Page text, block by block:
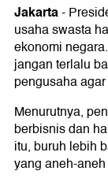
Jakarta-
usaha swasta
ekonomi
jangan terlalu
pengusaha
Menurutnya,
berbisnis dan
itu, buruh lebih
yang aneh-